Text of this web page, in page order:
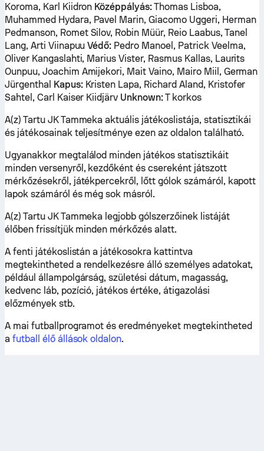
Koroma, Karl Kiidron Középpályás:Thomas Lisboa,
Muhammed Hydara, Pavel Marin, Giacomo Uggeri, Herman
Pedmanson, Romet Silov, Robin Müür, Reio Laabus, Tanel
Lang, Arti ViinapuuVédő: Pedro Manoel, Patrick Veelma,
Oliver Kangaslahti, Marius Vister, Rasmus Kallas, Laurits
Ounpuu, Joachim Amijekori, Mait Vaino, Mairo Miil, German
Jürgenthal Kapus:Kristen Lapa, Richard Aland, Kristofer
Sahtel, Carl Kaiser Kiidjärv Unknown:T korkos
A(z) Tartu JK Tammeka aktuális játékoslistája, statisztikái
és játékosainak teljesítménye ezen az oldalon található.
Ugyanakkor megtalálod minden játékos statisztikáit
minden versenyről, kezdőként és csereként játszott
mérkőzésekről, játékpercekről, lőtt gólok számáról, kapott
lapok számáról és még sok másról.
A(z) Tartu JK Tammeka legjobb gólszerzőinek listáját
élőben frissítjük minden mérkőzés alatt.
A fenti játékoslistán a játékosokra kattintva
megtekintheted a rendelkezésre álló személyes adatokat,
például állampolgárság, születési dátum, magasság,
kedvenc láb, pozíció, játékos értéke, átigazolási
előzmények stb.
A mai futballprogramot és eredményeket megtekintheted
a futball élő állások oldalon.